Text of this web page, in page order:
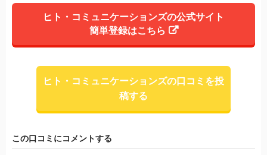
ヒト・コミュニケーションズの公式サイト
簡単登録はこちら
ヒト・コミュニケーションズの口コミを投
稿する
この口コミにコメントする